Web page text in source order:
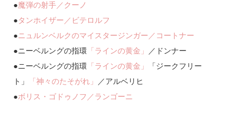
●魔弾の射手／クーノ
●タンホイザー／ビテロルフ
●ニュルンベルクのマイスタージンガー／コートナー
●ニーベルングの指環 「ラインの黄金」
／ドンナー
●ニーベルングの指環 「ラインの黄金」
「ジークフリー
ト」
「神々のたそがれ」
／アルベリヒ
●ボリス・ゴドゥノフ／ランゴーニ